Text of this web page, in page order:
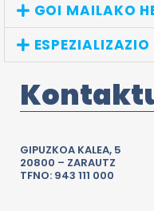
GOI MAILAKO
GIPUZKOA KALEA, 5
20800 – ZARAUTZ
TFNO: 943 111 000